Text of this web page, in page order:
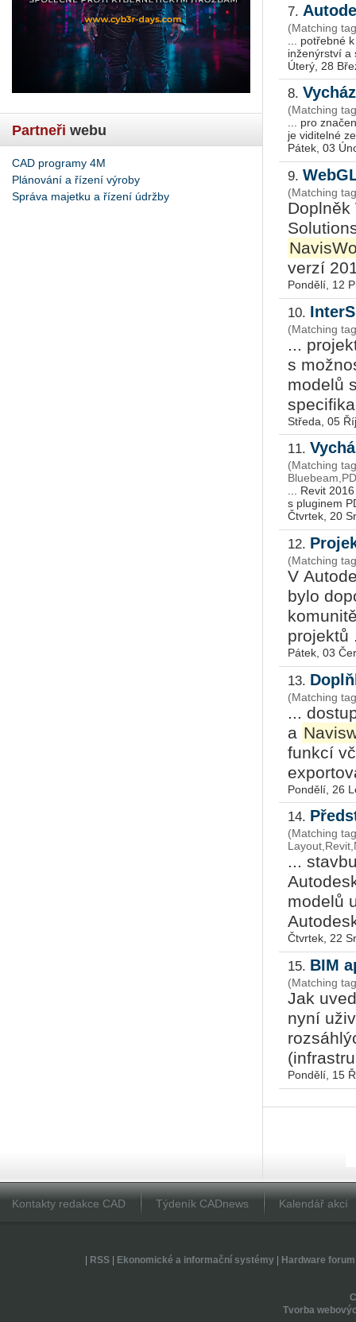
Partneři webu
CAD programy 4M
Plánování a řízení výroby
Správa majetku a řízení údržby
7.
(Matching
... potřebné
inženýrství a
Úterý, 28
8.
(Matching
... pro
Pátek, 03
9.
(Matching
verzí
Pondělí, 12
10.
(Matching
...
s
modelů
Středa, 05
11.
(Matching
... Revit
Čtvrtek, 20
12.
(Matching
V
bylo
projektů
Pátek, 03
13.
(Matching
...
a
funkcí
Pondělí, 26
14.
(Matching
...
modelů
Čtvrtek, 22
15. BIM
(Matching
Jak
nyní
Pondělí, 15
Kontakty redakce CAD Týdeník CADnews Kalendář akcí
RSS| Ekonomické a informační systémy| Hardware forum
Tvorba